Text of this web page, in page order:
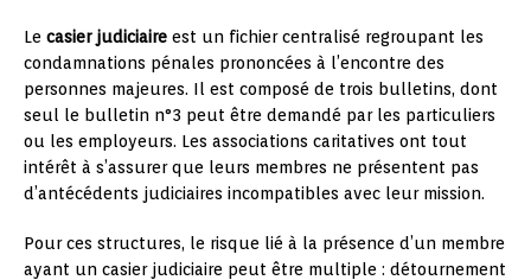
Le casier judiciaire est un fichier centralisé regroupant les
condamnations pénales prononcées à l’encontre des
personnes majeures. Il est composé de trois bulletins, dont
seul le bulletin n°3 peut être demandé par les particuliers
ou les employeurs. Les associations caritatives ont tout
intérêt à s’assurer que leurs membres ne présentent pas
d’antécédents judiciaires incompatibles avec leur mission.
Pour ces structures, le risque lié à la présence d’un membre
ayant un casier judiciaire peut être multiple : détournement